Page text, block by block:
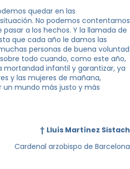
quedar en las
No podemos contentarnos
pasar a los hechos. Y la llamada de
que cada año le damos las
personas de buena voluntad
todo cuando, como este año,
mortandad infantil y garantizar, ya
y las mujeres de mañana,
mundo más justo y más
† Lluís Martínez Sistach
Cardenal arzobispo de Barcelona